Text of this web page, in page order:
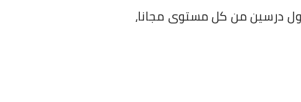
درسين من كل مستوى مجانا،